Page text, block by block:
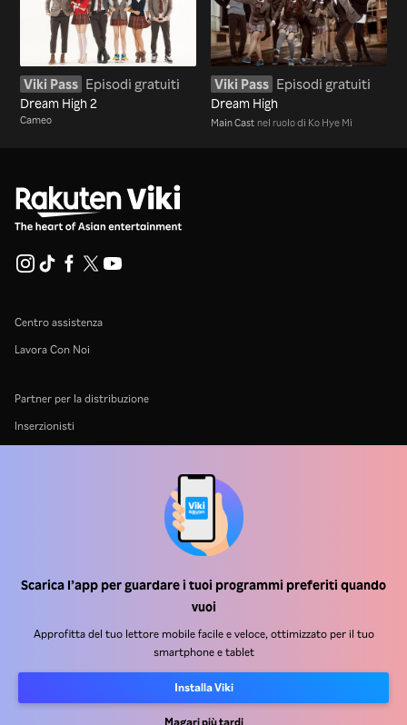
Scarica l’app per guardare i tuoi programmi preferiti quando
vuoi
Approfitta del tuo lettore mobile facile e veloce, ottimizzato per il tuo
smartphone e tablet
Installa Viki
Magari più tardi
Viki Pass Episodi gratuiti
Dream High 2
Cameo
Viki Pass Episodi gratuiti
Dream High
Main Cast nel ruolo di Ko Hye Mi
Centro assistenza
Lavora Con Noi
Partner per la distribuzione
Inserzionisti
Informativa sui cookie e sulla Tecnologia di tracciamento
Politica sul copyright
RakutenRakuten KoboRakuten ViberRakuten TravelMore servicesAbout Rakuten